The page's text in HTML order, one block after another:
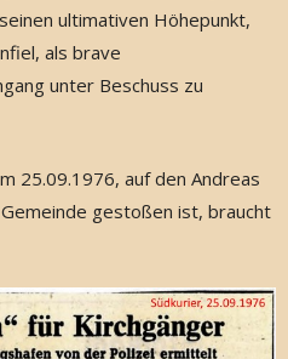
ultimativen Höhepunkt,
als brave
unter Beschuss zu
25.09.1976, auf den Andreas
gestoßen ist, braucht